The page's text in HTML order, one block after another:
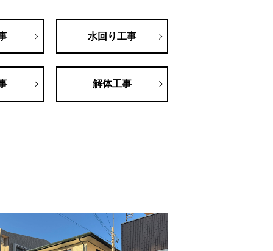
水回り工事
解体工事